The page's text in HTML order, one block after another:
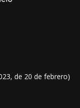
de 20 de febrero)